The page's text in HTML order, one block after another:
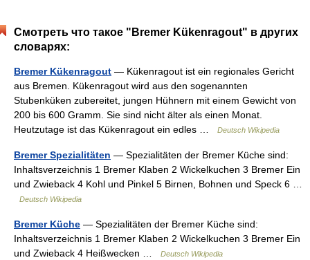
Смотреть что такое "Bremer Kükenragout" в других
словарях:
Bremer Kükenragout — Kükenragout ist ein regionales Gericht
aus Bremen. Kükenragout wird aus den sogenannten
Stubenküken zubereitet, jungen Hühnern mit einem Gewicht von
200 bis 600 Gramm. Sie sind nicht älter als einen Monat.
Heutzutage ist das Kükenragout ein edles …
Deutsch Wikipedia
Bremer Spezialitäten — Spezialitäten der Bremer Küche sind:
Inhaltsverzeichnis 1 Bremer Klaben 2 Wickelkuchen 3 Bremer Ein
und Zwieback 4 Kohl und Pinkel 5 Birnen, Bohnen und Speck 6 …
Deutsch Wikipedia
Bremer Küche — Spezialitäten der Bremer Küche sind:
Inhaltsverzeichnis 1 Bremer Klaben 2 Wickelkuchen 3 Bremer Ein
und Zwieback 4 Heißwecken …
Deutsch Wikipedia